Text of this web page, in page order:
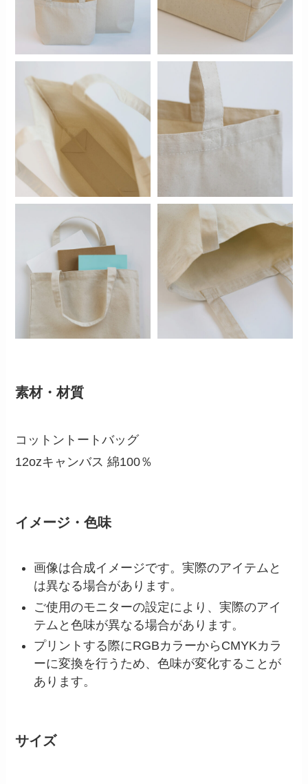
素材・材質
コットントートバッグ
12ozキャンバス 綿100％
イメージ・色味
画像は合成イメージです。実際のアイテムと
は異なる場合があります。
ご使用のモニターの設定により、実際のアイ
テムと色味が異なる場合があります。
プリントする際にRGBカラーからCMYKカラ
ーに変換を行うため、色味が変化することが
あります。
サイズ